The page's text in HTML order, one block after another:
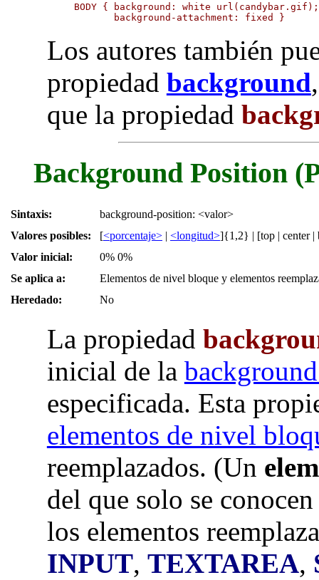
BODY { background: white url(candybar.gif);
       background-attachment: fixed }
Los autores también
propiedad background
que la propiedad
Background Position
Sintaxis:
background-position: <valor>
Valores posibles:
[<porcentaje> | <longitud>]{1,2} | [top | center |
Valor inicial:
0% 0%
Se aplica a:
Elementos de nivel bloque y elementos
Heredado:
No
La propiedad
inicial de la
especificada. Esta
elementos de nivel
reemplazados. (Un
del que solo se
los elementos
INPUT, TEXTAREA,